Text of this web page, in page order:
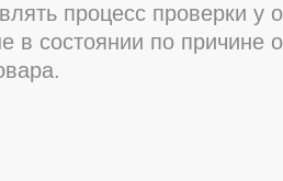
процесс проверки у
в состоянии по причине